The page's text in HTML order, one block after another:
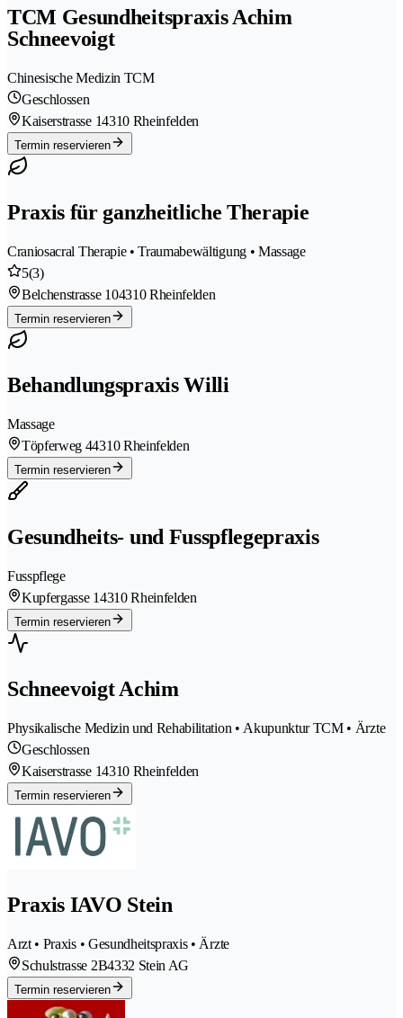
TCM Gesundheitspraxis Achim
Schneevoigt
Chinesische Medizin TCM
Geschlossen
Kaiserstrasse 14310 Rheinfelden
Termin reservieren
Praxis für ganzheitliche Therapie
Craniosacral Therapie • Traumabewältigung • Massage
5(3)
Belchenstrasse 104310 Rheinfelden
Termin reservieren
Behandlungspraxis Willi
Massage
Töpferweg 44310 Rheinfelden
Termin reservieren
Gesundheits- und Fusspflegepraxis
Fusspflege
Kupfergasse 14310 Rheinfelden
Termin reservieren
Schneevoigt Achim
Physikalische Medizin und Rehabilitation • Akupunktur TCM • Ärzte
Geschlossen
Kaiserstrasse 14310 Rheinfelden
Termin reservieren
Praxis IAVO Stein
Arzt • Praxis • Gesundheitspraxis • Ärzte
Schulstrasse 2B4332 Stein AG
Termin reservieren